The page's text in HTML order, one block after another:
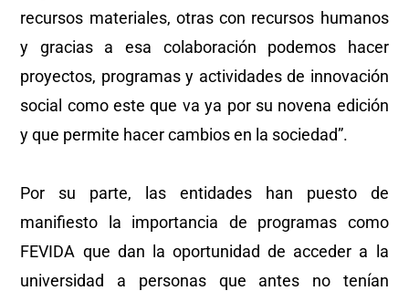
recursos materiales, otras con recursos humanos
y gracias a esa colaboración podemos hacer
proyectos, programas y actividades de innovación
social como este que va ya por su novena edición
y que permite hacer cambios en la sociedad”.
Por su parte, las entidades han puesto de
manifiesto la importancia de programas como
FEVIDA que dan la oportunidad de acceder a la
universidad a personas que antes no tenían